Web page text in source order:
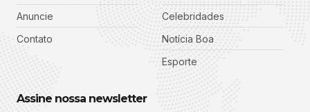
Anuncie
Contato
Celebridades
Notícia Boa
Esporte
Assine nossa newsletter